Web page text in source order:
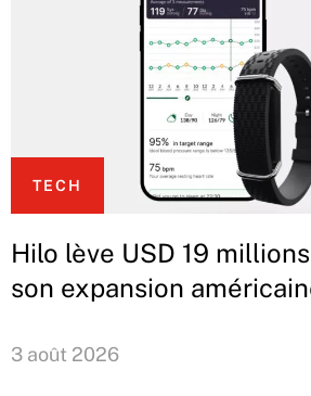
TECH
Hilo lève USD 19
son expansion
3 août 2026